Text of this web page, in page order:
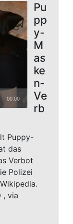
00:00
Pu
pp
y-
M
as
ke
n-
Ve
rb
Puppy-
das
Verbot
Polizei
, via